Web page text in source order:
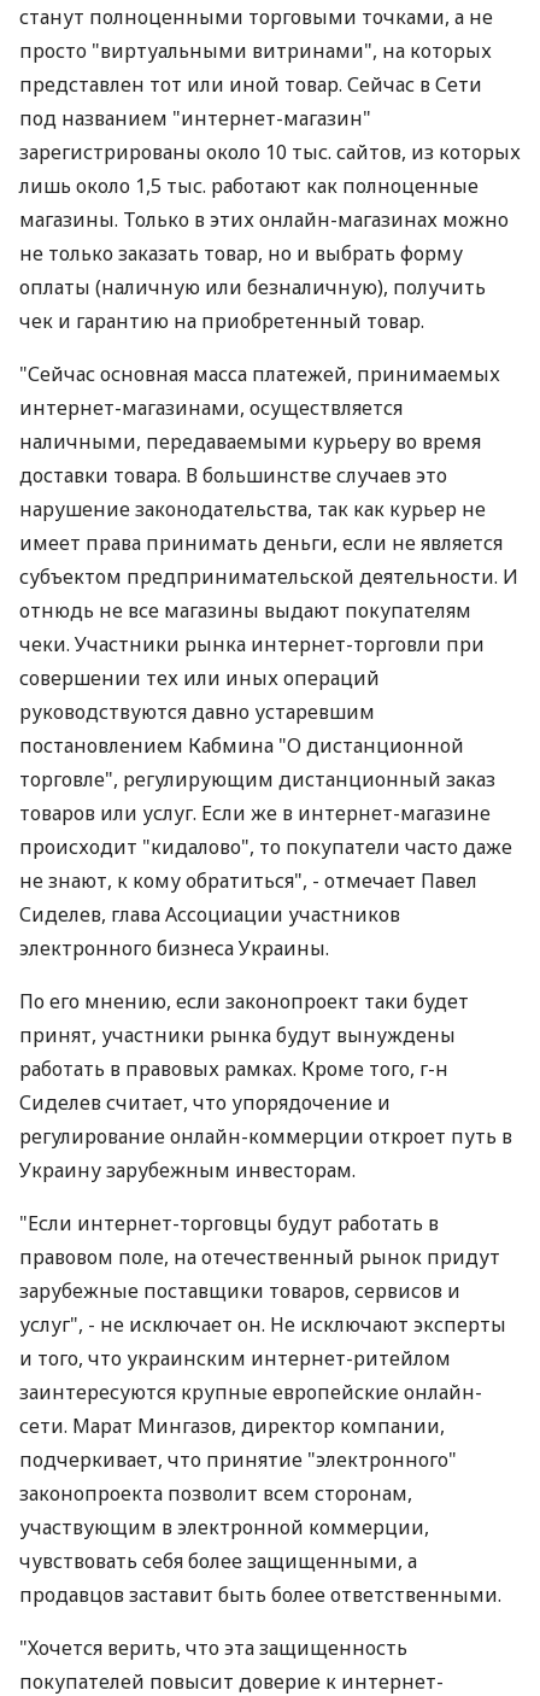
станут полноценными торговыми точками, а не
просто "виртуальными витринами", на которых
представлен тот или иной товар. Сейчас в Сети
под названием "интернет-магазин"
зарегистрированы около 10 тыс. сайтов, из которых
лишь около 1,5 тыс. работают как полноценные
магазины. Только в этих онлайн-магазинах можно
не только заказать товар, но и выбрать форму
оплаты (наличную или безналичную), получить
чек и гарантию на приобретенный товар.
"Сейчас основная масса платежей, принимаемых
интернет-магазинами, осуществляется
наличными, передаваемыми курьеру во время
доставки товара. В большинстве случаев это
нарушение законодательства, так как курьер не
имеет права принимать деньги, если не является
субъектом предпринимательской деятельности. И
отнюдь не все магазины выдают покупателям
чеки. Участники рынка интернет-торговли при
совершении тех или иных операций
руководствуются давно устаревшим
постановлением Кабмина "О дистанционной
торговле", регулирующим дистанционный заказ
товаров или услуг. Если же в интернет-магазине
происходит "кидалово", то покупатели часто даже
не знают, к кому обратиться", - отмечает Павел
Сиделев, глава Ассоциации участников
электронного бизнеса Украины.
По его мнению, если законопроект таки будет
принят, участники рынка будут вынуждены
работать в правовых рамках. Кроме того, г-н
Сиделев считает, что упорядочение и
регулирование онлайн-коммерции откроет путь в
Украину зарубежным инвесторам.
"Если интернет-торговцы будут работать в
правовом поле, на отечественный рынок придут
зарубежные поставщики товаров, сервисов и
услуг", - не исключает он. Не исключают эксперты
и того, что украинским интернет-ритейлом
заинтересуются крупные европейские онлайн-
сети. Марат Мингазов, директор компании,
подчеркивает, что принятие "электронного"
законопроекта позволит всем сторонам,
участвующим в электронной коммерции,
чувствовать себя более защищенными, а
продавцов заставит быть более ответственными.
"Хочется верить, что эта защищенность
покупателей повысит доверие к интернет-